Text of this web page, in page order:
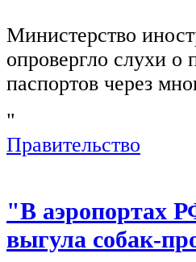
Министерство
опровергло слухи
паспортов через
"
Правительство
"В аэропортах
выгула собак-